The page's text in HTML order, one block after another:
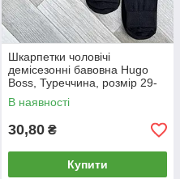
Шкарпетки чоловічі
демісезонні бавовна Hugo
Boss, Туреччина, розмір 29-
31 (43-46), чорні, 05621
В наявності
30,80 ₴
Купити